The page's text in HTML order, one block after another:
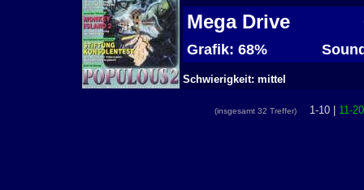
Mega Drive
Grafik: 68%
Schwierigkeit: mittel
(insgesamt 32 Treffer) 1-10 | 11-20